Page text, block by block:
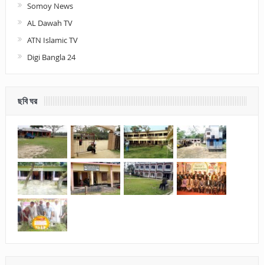
Somoy News
AL Dawah TV
ATN Islamic TV
Digi Bangla 24
ছবি ঘর